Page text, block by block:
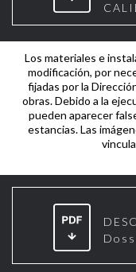
Los materiales e
modificación, por
fijadas por la
obras. Debido a la
pueden aparecer
estancias. Las